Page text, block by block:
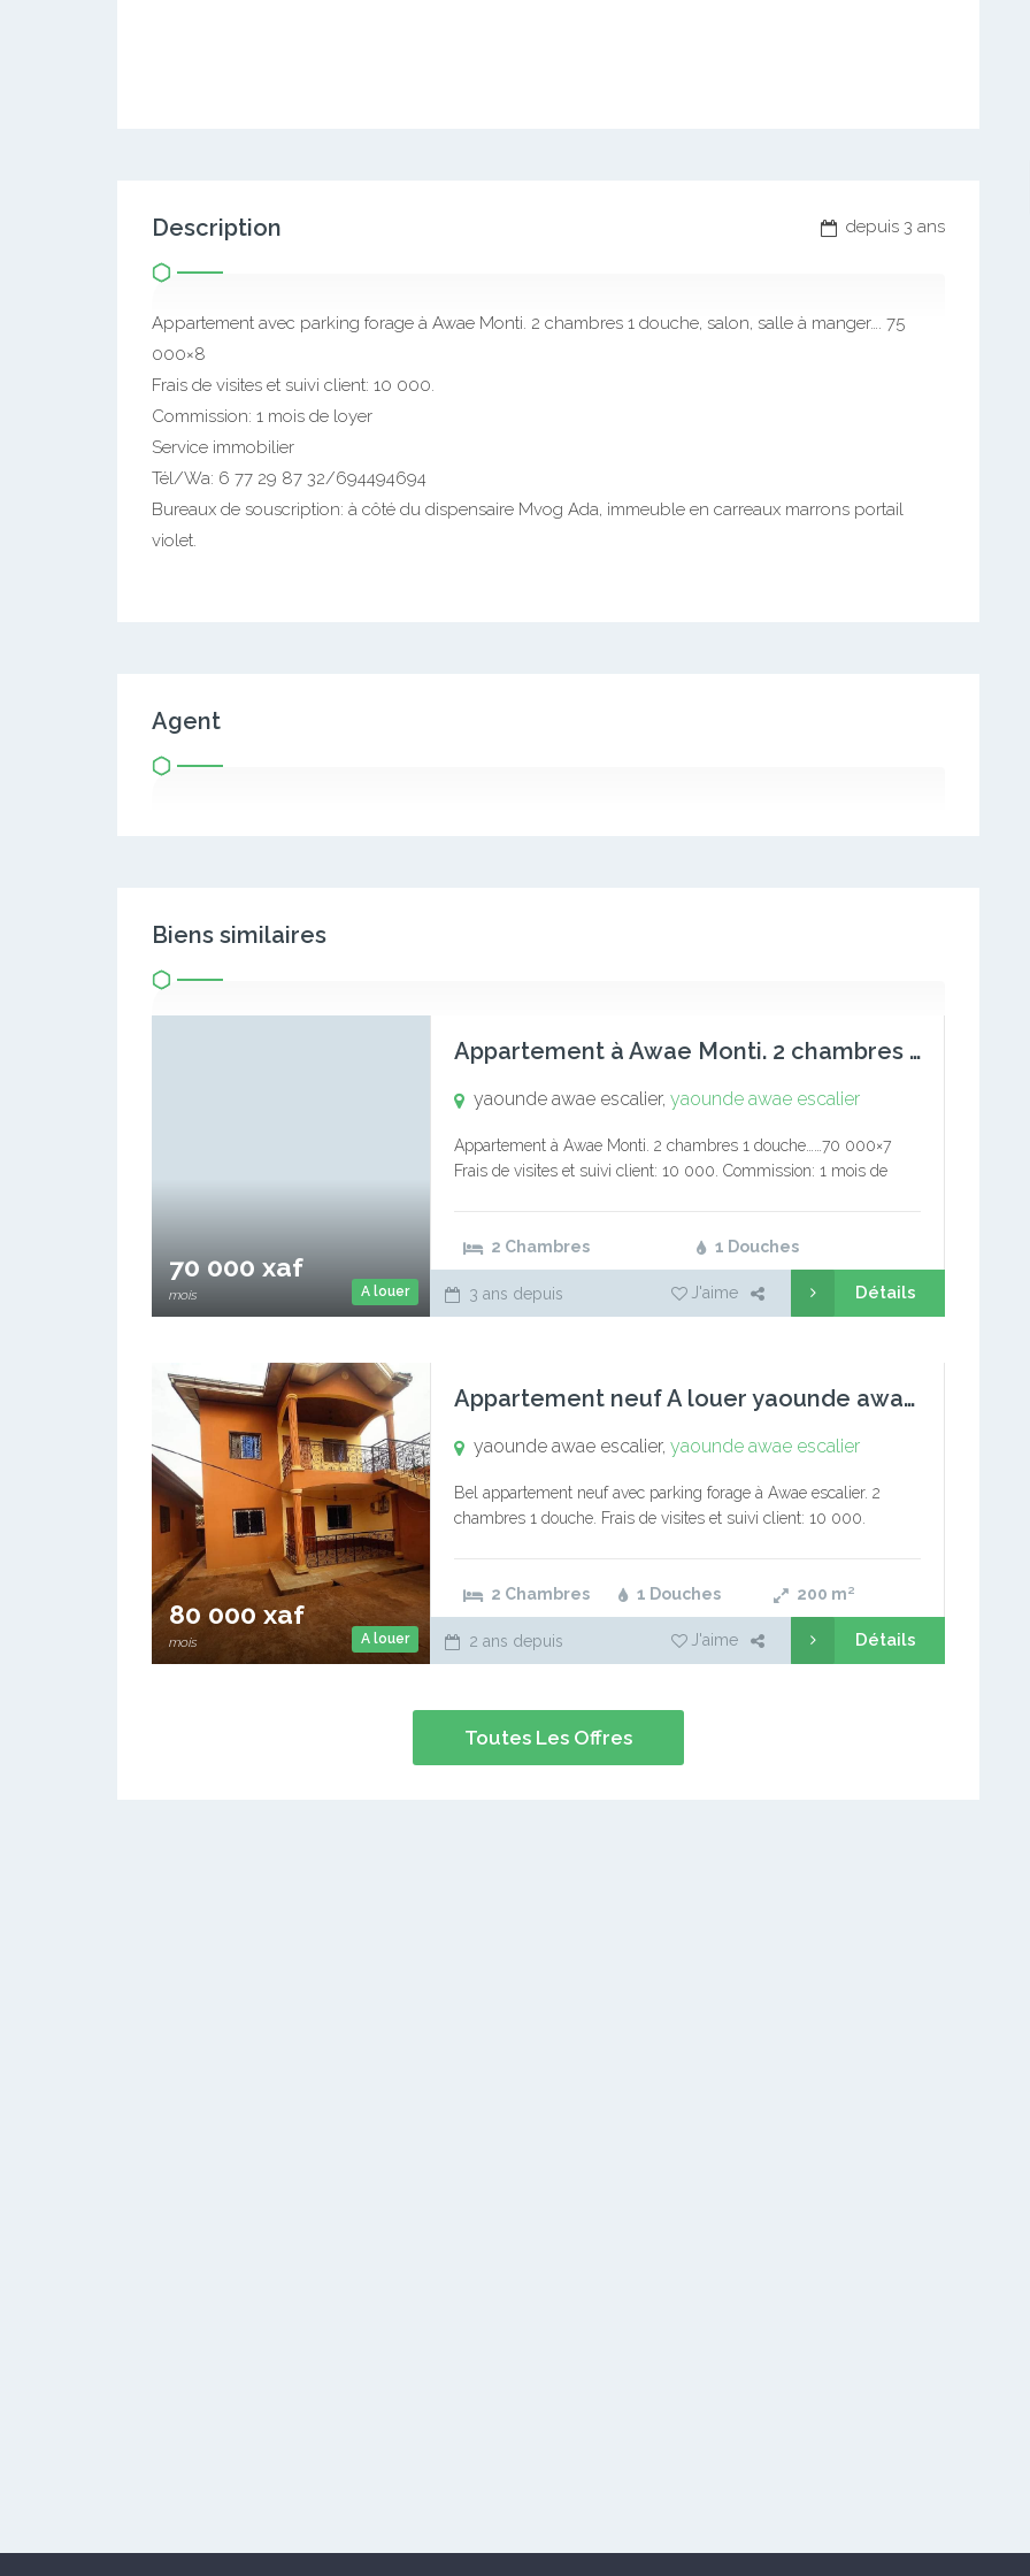
depuis 3 ans
Description
Appartement avec parking forage à Awae Monti. 2 chambres 1 douche, salon, salle à manger…. 75
000×8
Frais de visites et suivi client: 10 000.
Commission: 1 mois de loyer
Service immobilier
Tél/Wa: 6 77 29 87 32/694494694
Bureaux de souscription: à côté du dispensaire Mvog Ada, immeuble en carreaux marrons portail
violet.
Agent
Biens similaires
A louer
70 000 xaf
mois
Appartement à Awae Monti. 2 chambres 1 douche.
yaounde awae escalier, yaounde awae escalier
Appartement à Awae Monti. 2 chambres 1 douche……70 000×7
Frais de visites et suivi client: 10 000. Commission: 1 mois de
2 Chambres 1 Douches
3 ans depuis J'aime Détails
A louer
80 000 xaf
mois
Appartement neuf A louer yaounde awae escalier
yaounde awae escalier, yaounde awae escalier
Bel appartement neuf avec parking forage à Awae escalier. 2
chambres 1 douche. Frais de visites et suivi client: 10 000.
2 Chambres 1 Douches 200 m²
2 ans depuis J'aime Détails
Toutes Les Offres